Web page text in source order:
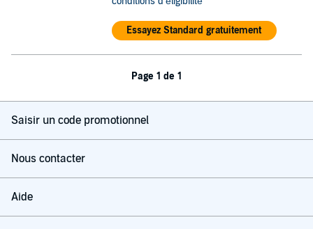
Essayez Standard gratuitement
Page 1 de 1
Saisir un code promotionnel
Nous contacter
Aide